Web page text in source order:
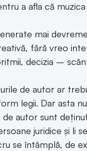
a afla că
mai
fără vreo
decizia –
de autor ar
legii. Dar asta
autor sunt
juridice și li
se întâmplă, de